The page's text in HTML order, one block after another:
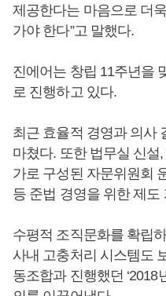
제공한다는 마음으로 더
가야 한다”고 말했다.
진에어는 창립 11주년을
로 진행하고 있다.
최근 효율적 경영과 의사
마쳤다. 또한 법무실 신설
가로 구성된 자문위원회
등 준법 경영을 위한 제
수평적 조직문화를 확립
사내 고충처리 시스템도
동조합과 진행했던 ‘2018